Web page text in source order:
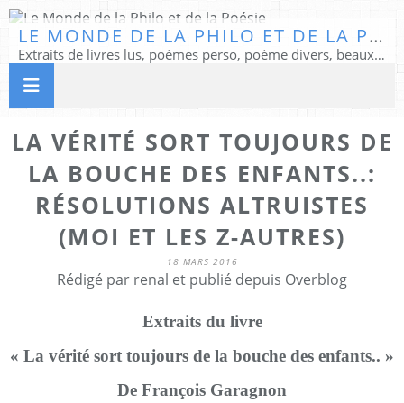
LE MONDE DE LA PHILO ET DE LA POÉSIE
Extraits de livres lus, poèmes perso, poème divers, beaux textes...
LA VÉRITÉ SORT TOUJOURS DE
LA BOUCHE DES ENFANTS..:
RÉSOLUTIONS ALTRUISTES
(MOI ET LES Z-AUTRES)
18 MARS 2016
Rédigé par renal et publié depuis Overblog
Extraits du livre
« La vérité sort toujours de la bouche des enfants.. »
De François Garagnon